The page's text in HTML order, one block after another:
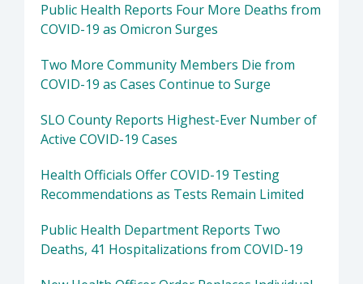
Public Health Reports Four More Deaths from
COVID-19 as Omicron Surges
Two More Community Members Die from
COVID-19 as Cases Continue to Surge
SLO County Reports Highest-Ever Number of
Active COVID-19 Cases
Health Officials Offer COVID-19 Testing
Recommendations as Tests Remain Limited
Public Health Department Reports Two
Deaths, 41 Hospitalizations from COVID-19